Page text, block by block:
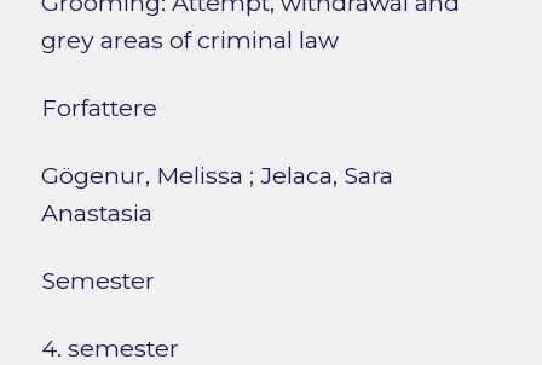
grey areas of criminal law
Forfattere
Gögenur, Melissa ; Jelaca, Sara
Anastasia
Semester
4. semester